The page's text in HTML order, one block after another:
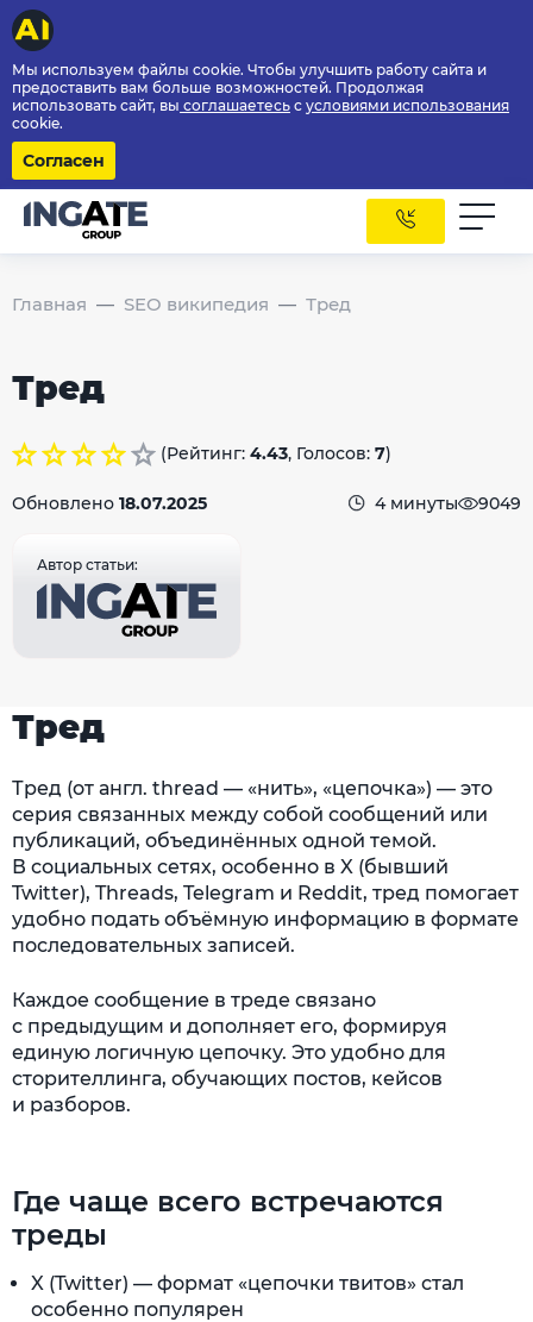
Мы используем файлы cookie. Чтобы улучшить работу сайта и
предоставить вам больше возможностей. Продолжая
использовать сайт, вы соглашаетесь с условиями использования
cookie.
Согласен
Главная SEO википедия Тред
Тред
(Рейтинг: 4.43, Голосов: 7)
Обновлено 18.07.2025 4 минуты 9049
Автор статьи:
Тред
Тред (от англ. thread — «нить», «цепочка») — это
серия связанных между собой сообщений или
публикаций, объединённых одной темой.
В социальных сетях, особенно в X (бывший
Twitter), Threads, Telegram и Reddit, тред помогает
удобно подать объёмную информацию в формате
последовательных записей.
Каждое сообщение в треде связано
с предыдущим и дополняет его, формируя
единую логичную цепочку. Это удобно для
сторителлинга, обучающих постов, кейсов
и разборов.
Где чаще всего встречаются
треды
X (Twitter) — формат «цепочки твитов» стал
особенно популярен